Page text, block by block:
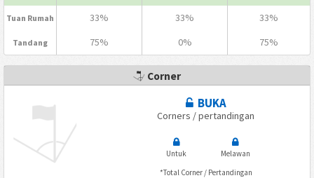
Tuan Rumah 33% 33% 33%
Tandang 75% 0% 75%
Corner
BUKA
Corners / pertandingan
Untuk
Melawan
*Total Corner / Pertandingan